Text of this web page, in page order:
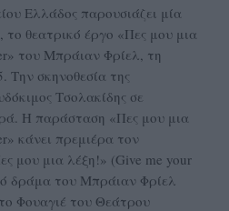
Ελλάδος παρουσιάζει μία
θεατρικό έργο «Πες μου μια
του Μπράιαν Φρίελ, τη
Την σκηνοθεσία της
Τσολακίδης σε
Η παράσταση «Πες μου μια
κάνει πρεμιέρα τον
μου μια λέξη!» (Give me your
δράμα του Μπράιαν Φρίελ
Φουαγιέ του Θεάτρου